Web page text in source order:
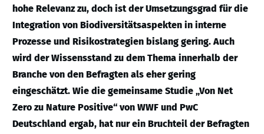
hohe Relevanz zu, doch ist der Umsetzungsgrad für die
Integration von Biodiversitätsaspekten in interne
Prozesse und Risikostrategien bislang gering. Auch
wird der Wissensstand zu dem Thema innerhalb der
Branche von den Befragten als eher gering
eingeschätzt. Wie die gemeinsame Studie „Von Net
Zero zu Nature Positive“ von WWF und PwC
Deutschland ergab, hat nur ein Bruchteil der Befragten